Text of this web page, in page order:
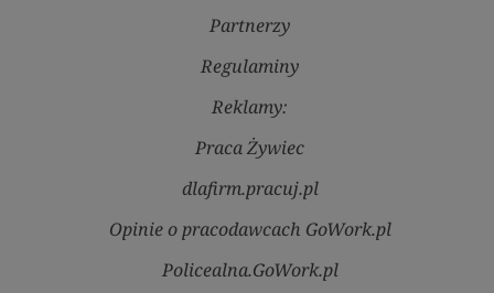
Partnerzy
Regulaminy
Reklamy:
Praca Żywiec
dlafirm.pracuj.pl
Opinie o pracodawcach GoWork.pl
Policealna.GoWork.pl